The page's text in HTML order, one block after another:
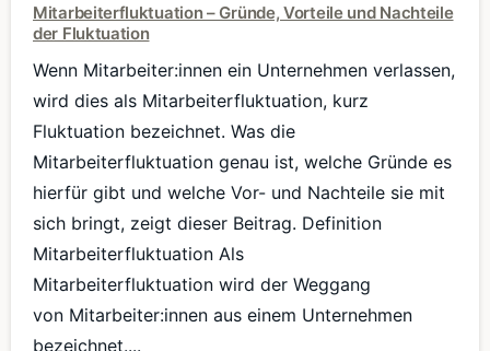
Mitarbeiterfluktuation – Gründe, Vorteile und Nachteile
der Fluktuation
Wenn Mitarbeiter:innen ein Unternehmen verlassen,
wird dies als Mitarbeiterfluktuation, kurz
Fluktuation bezeichnet. Was die
Mitarbeiterfluktuation genau ist, welche Gründe es
hierfür gibt und welche Vor- und Nachteile sie mit
sich bringt, zeigt dieser Beitrag. Definition
Mitarbeiterfluktuation Als
Mitarbeiterfluktuation wird der Weggang
von Mitarbeiter:innen aus einem Unternehmen
bezeichnet....